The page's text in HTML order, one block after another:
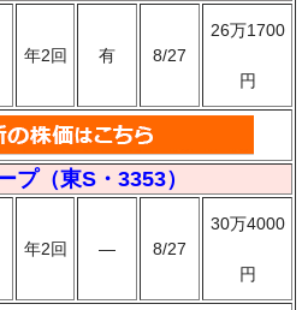
年2回 有 8/27
26万1700
円
プ（東S・3353）
年2回 ― 8/27
30万4000
円